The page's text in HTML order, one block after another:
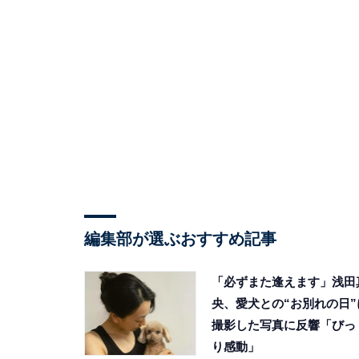
編集部が選ぶおすすめ記事
「必ずまた逢えます」浅田
央、愛犬との“お別れの日”
撮影した写真に反響「びっ
り感動」